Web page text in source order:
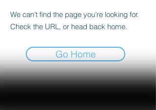
We can’t find the page you’re looking for.
Check the URL, or head back home.
Go Home